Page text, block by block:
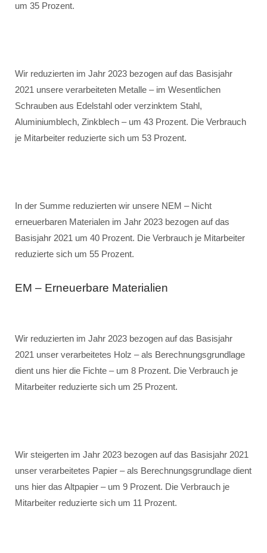
um 35 Prozent.
Wir reduzierten im Jahr 2023 bezogen auf das Basisjahr
2021 unsere verarbeiteten Metalle – im Wesentlichen
Schrauben aus Edelstahl oder verzinktem Stahl,
Aluminiumblech, Zinkblech – um 43 Prozent. Die Verbrauch
je Mitarbeiter reduzierte sich um 53 Prozent.
In der Summe reduzierten wir unsere NEM – Nicht
erneuerbaren Materialen im Jahr 2023 bezogen auf das
Basisjahr 2021 um 40 Prozent. Die Verbrauch je Mitarbeiter
reduzierte sich um 55 Prozent.
EM – Erneuerbare Materialien
Wir reduzierten im Jahr 2023 bezogen auf das Basisjahr
2021 unser verarbeitetes Holz – als Berechnungsgrundlage
dient uns hier die Fichte – um 8 Prozent. Die Verbrauch je
Mitarbeiter reduzierte sich um 25 Prozent.
Wir steigerten im Jahr 2023 bezogen auf das Basisjahr 2021
unser verarbeitetes Papier – als Berechnungsgrundlage dient
uns hier das Altpapier – um 9 Prozent. Die Verbrauch je
Mitarbeiter reduzierte sich um 11 Prozent.